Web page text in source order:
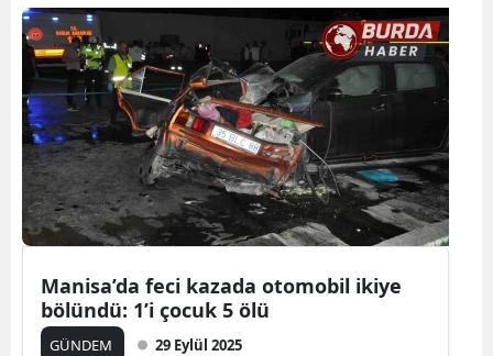
Manisa’da feci kazada otomobil ikiye
bölündü: 1’i çocuk 5 ölü
GÜNDEM 29 Eylül 2025